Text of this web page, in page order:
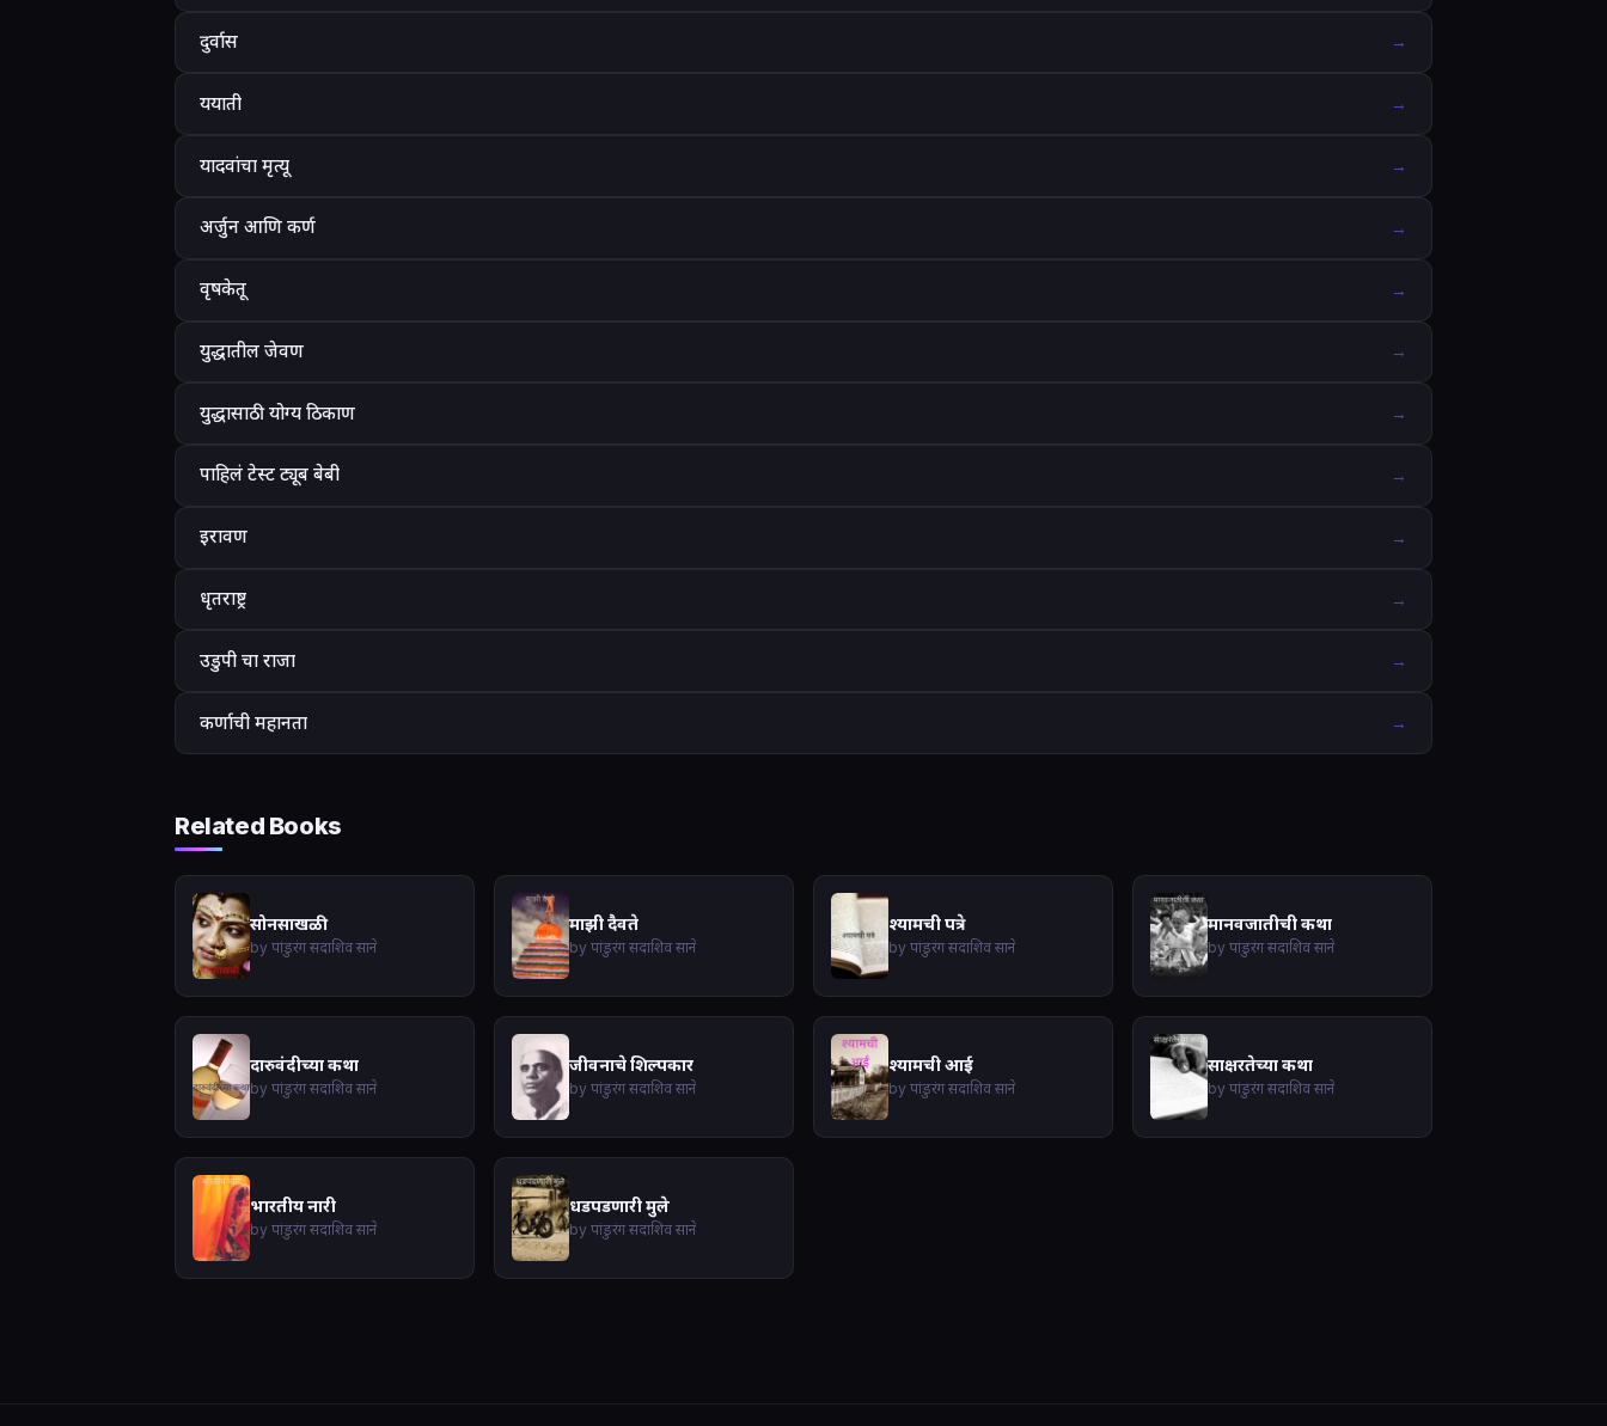
दुर्वास →
ययाती →
यादवांचा मृत्यू →
अर्जुन आणि कर्ण →
वृषकेतू →
युद्धातील जेवण →
युद्धासाठी योग्य ठिकाण →
पाहिलं टेस्ट ट्यूब बेबी →
इरावण →
धृतराष्ट्र →
उडुपी चा राजा →
कर्णाची महानता →
Related Books
सोनसाखळी
by पांडुरंग सदाशिव साने
माझी दैवते
by पांडुरंग सदाशिव साने
श्यामची पत्रे
by पांडुरंग सदाशिव साने
मानवजातीची कथा
by पांडुरंग सदाशिव साने
दारुवंदीच्या कथा
by पांडुरंग सदाशिव साने
जीवनाचे शिल्पकार
by पांडुरंग सदाशिव साने
श्यामची आई
by पांडुरंग सदाशिव साने
साक्षरतेच्या कथा
by पांडुरंग सदाशिव साने
भारतीय नारी
by पांडुरंग सदाशिव साने
धडपडणारी मुले
by पांडुरंग सदाशिव साने